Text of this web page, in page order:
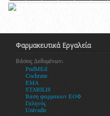
Φαρμακευτικά Εργαλεία
Βάσεις Δεδομένων:
PudMEd
Cochrane
EMA
STABILIS
Βαση φαρμακων ΕΟΦ
Γαληνός
Univadis